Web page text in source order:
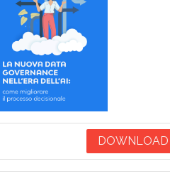
DOWNLOAD